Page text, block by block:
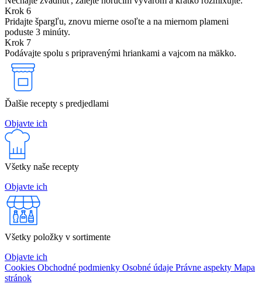
Krok 6
Pridajte špargľu, znovu mierne osoľte a na miernom plameni
poduste 3 minúty.
Krok 7
Podávajte spolu s pripravenými hriankami a vajcom na mäkko.
Ďalšie recepty s predjedlami
Objavte ich
Všetky naše recepty
Objavte ich
Všetky položky v sortimente
Objavte ich
Cookies Obchodné podmienky Osobné údaje Právne aspekty Mapa
stránok